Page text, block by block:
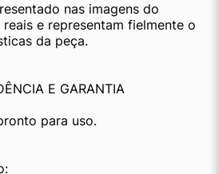
nas imagens do
e representam fielmente o
da peça.
E GARANTIA
para uso.